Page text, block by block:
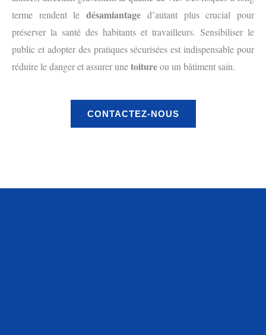
terme rendent ledésamiantage d’autant plus crucial pour
préserver la santé des habitants et travailleurs. Sensibiliser le
public et adopter des pratiques sécurisées est indispensable pour
réduire le danger et assurer unetoitureou un bâtiment sain.
CONTACTEZ-NOUS